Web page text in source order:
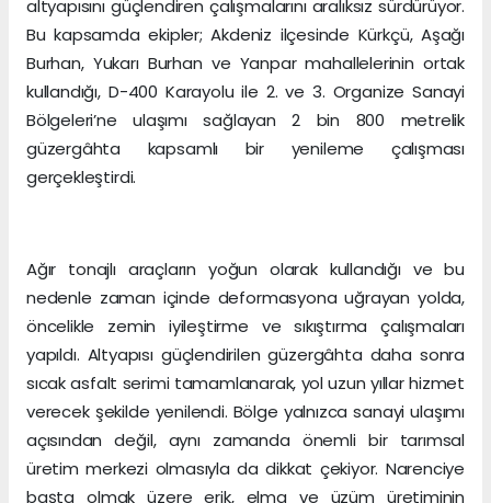
altyapısını güçlendiren çalışmalarını aralıksız sürdürüyor.
Bu kapsamda ekipler; Akdeniz ilçesinde Kürkçü, Aşağı
Burhan, Yukarı Burhan ve Yanpar mahallelerinin ortak
kullandığı, D-400 Karayolu ile 2. ve 3. Organize Sanayi
Bölgeleri’ne ulaşımı sağlayan 2 bin 800 metrelik
güzergâhta kapsamlı bir yenileme çalışması
gerçekleştirdi.
Ağır tonajlı araçların yoğun olarak kullandığı ve bu
nedenle zaman içinde deformasyona uğrayan yolda,
öncelikle zemin iyileştirme ve sıkıştırma çalışmaları
yapıldı. Altyapısı güçlendirilen güzergâhta daha sonra
sıcak asfalt serimi tamamlanarak, yol uzun yıllar hizmet
verecek şekilde yenilendi. Bölge yalnızca sanayi ulaşımı
açısından değil, aynı zamanda önemli bir tarımsal
üretim merkezi olmasıyla da dikkat çekiyor. Narenciye
başta olmak üzere erik, elma ve üzüm üretiminin